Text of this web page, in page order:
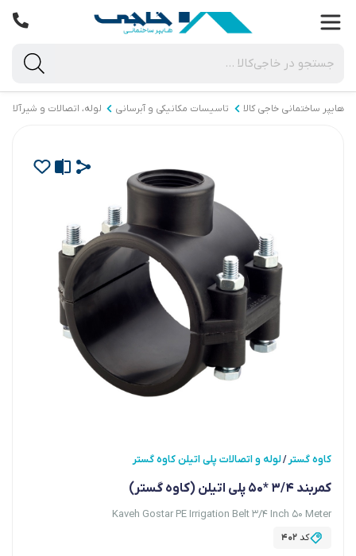
هایپر ساختمانی خاجی‌ کالا تاسیسات مکانیکی و آبرسانی لوله، اتصالات و شیرآلات
کاوه گستر /لوله و اتصالات پلی اتیلن کاوه گستر
کمربند 3/4 *50 پلی اتیلن (کاوه گستر)
Kaveh Gostar PE Irrigation Belt 3/4 Inch 50 Meter
کد402